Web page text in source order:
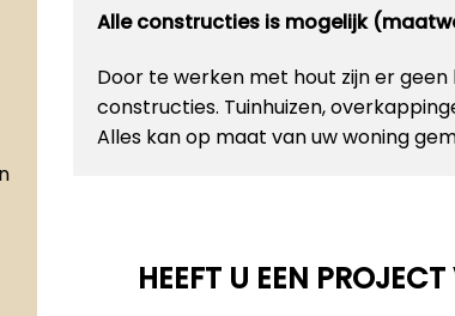
Alle constructies is mogelijk
Door te werken met hout zijn er
constructies. Tuinhuizen,
Alles kan op maat van uw woning
HEEFT U EEN